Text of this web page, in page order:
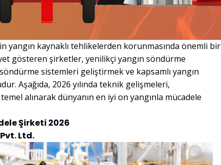
yangın kaynaklı tehlikelerden korunmasında önemli bir
gösteren şirketler, yenilikçi yangın söndürme
sistemleri geliştirmek ve kapsamlı yangın
Aşağıda, 2026 yılında teknik gelişmeleri,
alınarak dünyanın en iyi on yangınla mücadele
Şirketi 2026
Ltd.